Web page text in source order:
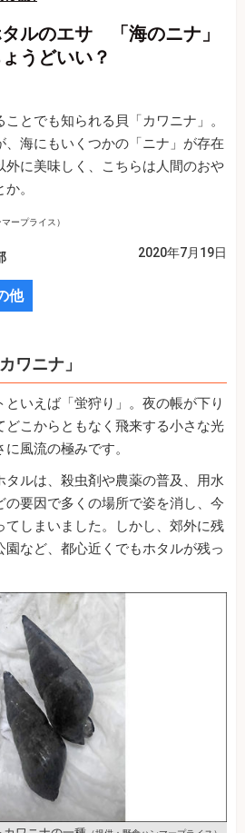
タルのエサ 「海のニナ」
うどいい？
とでも知られる貝「カワニナ」。
、海にもいくつかの「ニナ」が存在
外に美味しく、こちらは人間のおや
。
ープライス）
2020年7月19日
他
ワニナ」
いえば「蛍狩り」。夜の帳が下り
どこからともなく飛来する小さな光
風流の極みです。
ルは、殺虫剤や農薬の普及、用水
の要因で多くの場所で姿を消し、今
てしまいました。しかし、郊外に残
園など、都心近くでもホタルが残っ